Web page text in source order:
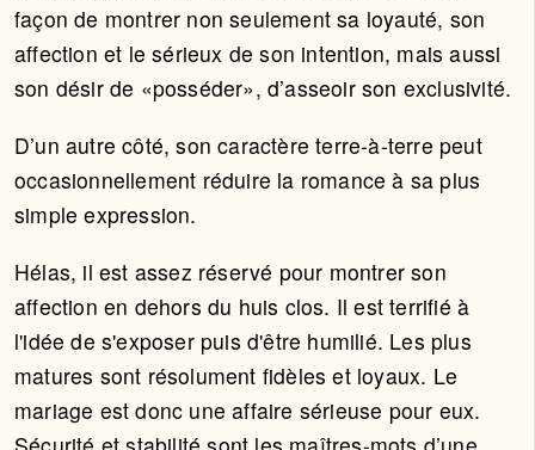
façon de montrer non seulement sa loyauté, son
affection et le sérieux de son intention, mais aussi
son désir de «posséder», d’asseoir son exclusivité.
D’un autre côté, son caractère terre-à-terre peut
occasionnellement réduire la romance à sa plus
simple expression.
Hélas, il est assez réservé pour montrer son
affection en dehors du huis clos. Il est terrifié à
l'idée de s'exposer puis d'être humilié. Les plus
matures sont résolument fidèles et loyaux. Le
mariage est donc une affaire sérieuse pour eux.